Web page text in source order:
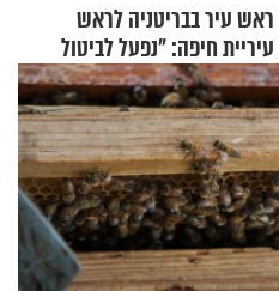
ראש עיר בבריטניה לראש
עיריית חיפה: ״נפעל לביטול
ברית הערים התאומות״